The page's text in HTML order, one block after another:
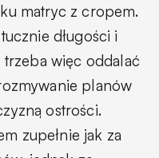
matryc z cropem.
długości i
trzeba więc oddalać
planów
ostrości.
zupełnie jak za